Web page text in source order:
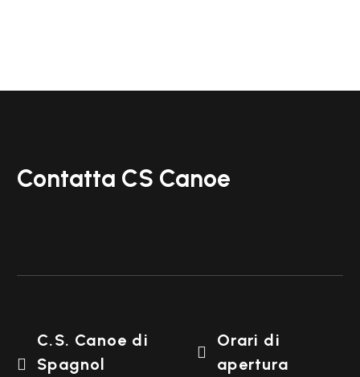
Contatta CS Canoe

C.S. Canoe di
Spagnol

Orari di
apertura